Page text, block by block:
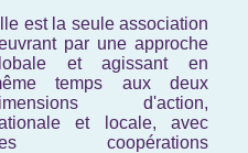
est la seule association
par une approche
et agissant en
temps aux deux
d'action,
et locale, avec
coopérations